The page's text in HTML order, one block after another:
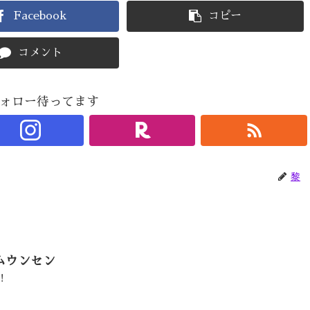
Facebook コピー
コメント
ロー待ってます
黎
ウンセン